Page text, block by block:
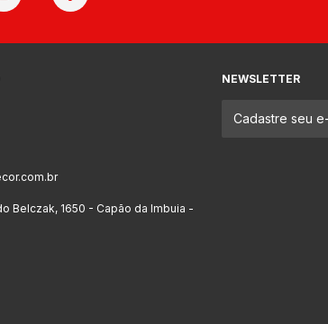
Belczak, 1650 - Capão da Imbuia -
NEWSLETTER